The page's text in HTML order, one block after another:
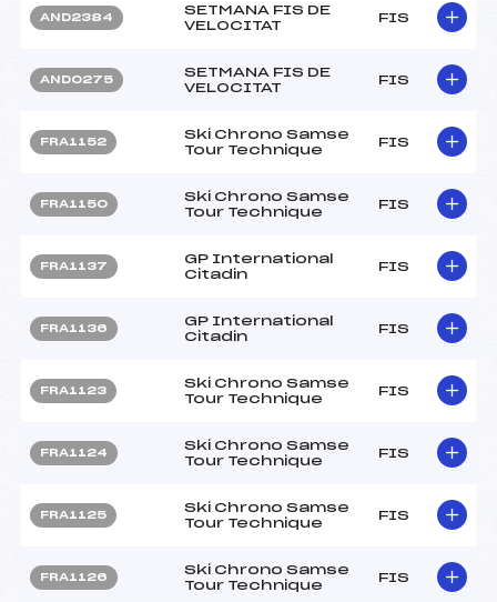
AND2384
SETMANA FIS DE
VELOCITAT
FIS
AND0275
SETMANA FIS DE
VELOCITAT
FIS
FRA1152
Ski Chrono Samse
Tour Technique
FIS
FRA1150
Ski Chrono Samse
Tour Technique
FIS
FRA1137
GP International
Citadin
FIS
FRA1136
GP International
Citadin
FIS
FRA1123
Ski Chrono Samse
Tour Technique
FIS
FRA1124
Ski Chrono Samse
Tour Technique
FIS
FRA1125
Ski Chrono Samse
Tour Technique
FIS
FRA1126
Ski Chrono Samse
Tour Technique
FIS